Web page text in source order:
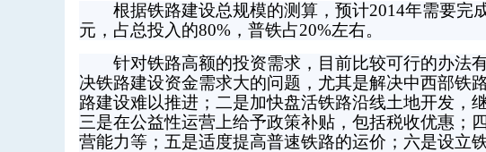
根据铁路建设总规模的测算，预计2014年需要完
元，占总投入的80%，普铁占20%左右。
针对铁路高额的投资需求，目前比较可行的办法
决铁路建设资金需求大的问题，尤其是解决中西部铁
路建设难以推进；二是加快盘活铁路沿线土地开发，
三是在公益性运营上给予政策补贴，包括税收优惠；
营能力等；五是适度提高普速铁路的运价；六是设立